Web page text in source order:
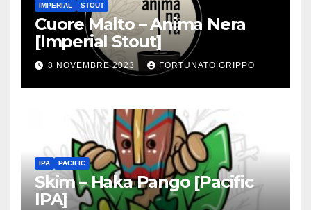
IMPERIAL STOUT
Cuore Malto – Anima Nera
[Imperial Stout]
8 NOVEMBRE 2023 FORTUNATO GRIPPO
IPA PACIFIC
Skim – Haka Pango [Pacific
IPA]